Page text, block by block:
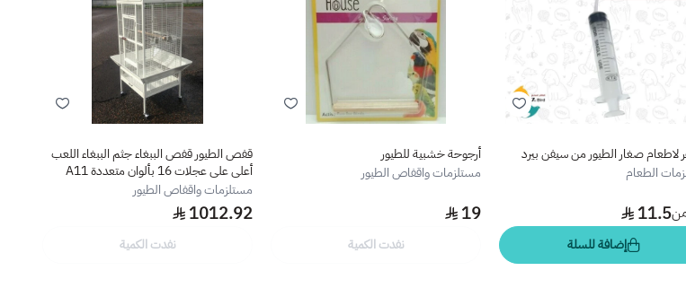
لاطعام صغار الطيور من سيفن بيرد
الطعام
11.5
إضافة للسلة
أرجوحة خشبية للطيور
مستلزمات واقفاص الطيور
19
نفدت الكمية
قفص الطيور قفص الببغاء جثم الببغاء اللعب
أعلى على عجلات 16 بألوان متعددة A11
مستلزمات واقفاص الطيور
1012.92
نفدت الكمية